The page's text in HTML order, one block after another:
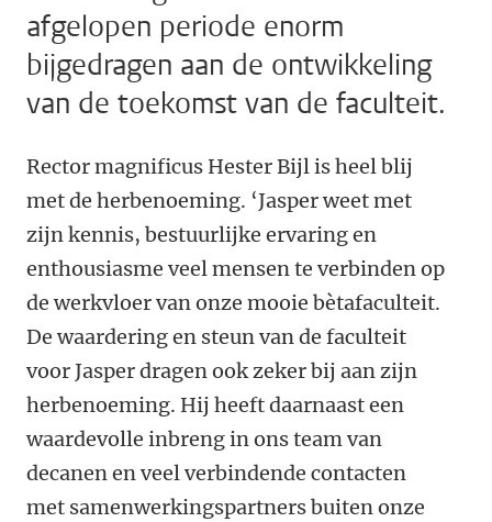
afgelopen periode enorm
bijgedragen aan de ontwikkeling
van de toekomst van de faculteit.
Rector magnificus Hester Bijl is heel blij
met de herbenoeming. ‘Jasper weet met
zijn kennis, bestuurlijke ervaring en
enthousiasme veel mensen te verbinden op
de werkvloer van onze mooie bètafaculteit.
De waardering en steun van de faculteit
voor Jasper dragen ook zeker bij aan zijn
herbenoeming. Hij heeft daarnaast een
waardevolle inbreng in ons team van
decanen en veel verbindende contacten
met samenwerkingspartners buiten onze